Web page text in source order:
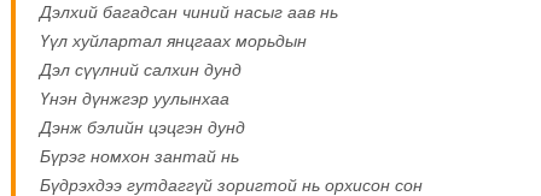
Дэлхий багадсан чиний насыг аав нь
Үүл хуйлартал янцгаах морьдын
Дэл сүүлний салхин дунд
Үнэн дүнжгэр уулынхаа
Дэнж бэлийн цэцгэн дунд
Бүрэг номхон зантай нь
Бүдрэхдээ гутдаггүй зоригтой нь орхисон сон